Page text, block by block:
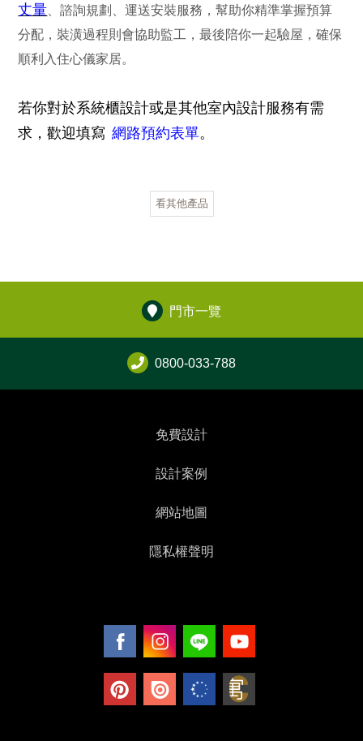
丈量 、諮詢規劃、運送安裝服務，幫助你精準掌握預算
分配，裝潢過程則會協助監工，最後陪你一起驗屋，確保
順利入住心儀家居。
若你對於系統櫃設計或是其他室內設計服務有需
求，歡迎填寫 網路預約表單。
看其他產品
門市一覽
0800-033-788
免費設計
設計案例
網站地圖
隱私權聲明